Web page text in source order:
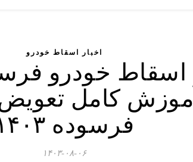
اخبار اسقاط خودرو
اسقاط خودرو
آموزش کامل
فرسوده ۱۴۰۳
۱۴۰۳-۰۸-۰۶